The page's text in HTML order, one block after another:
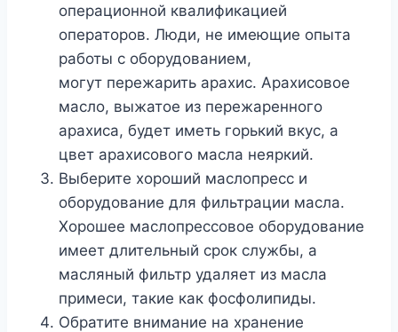
операционной квалификацией
операторов. Люди, не имеющие опыта
работы с оборудованием,
могут пережарить арахис. Арахисовое
масло, выжатое из пережаренного
арахиса, будет иметь горький вкус, а
цвет арахисового масла неяркий.
Выберите хороший маслопресс и
оборудование для фильтрации масла.
Хорошее маслопрессовое оборудование
имеет длительный срок службы, а
масляный фильтр удаляет из масла
примеси, такие как фосфолипиды.
Обратите внимание на хранение